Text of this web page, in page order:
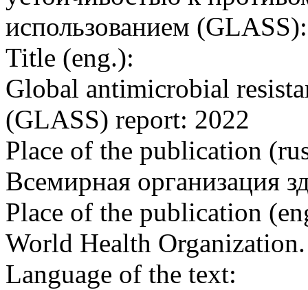
использованием
Title (eng.):
Global antimicrobial
(‎GLASS)‎ report: 2022
Place of the publication
Всемирная организация
Place of the publication
World Health
Language of the text: